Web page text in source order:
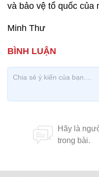
và bảo vệ tổ quốc của
Minh Thư